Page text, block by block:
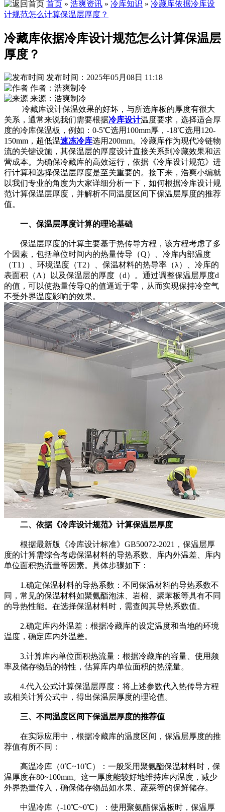
首页 » 浩爽资讯 » 冷库知识 » 冷藏库依据冷库设
计规范怎么计算保温层厚度？
冷藏库依据冷库设计规范怎么计算保温层
厚度？
发布时间：2025年05月08日 11:18
作者：浩爽制冷
来源：浩爽制冷
冷藏库设计保温效果的好坏，与所选库板的厚度有很大
关系，通常来说我们需要根据冷库设计温度要求，选择适合厚
度的冷库保温板，例如：0-5℃选用100mm厚，-18℃选用120-
150mm，超低温速冻冷库选用200mm。冷藏库作为现代冷链物
流的关键设施，其保温层的厚度设计直接关系到冷藏效果和运
营成本。为确保冷藏库的高效运行，依据《冷库设计规范》进
行计算和选择保温层厚度是至关重要的。接下来，浩爽小编就
以我们专业的角度为大家详细分析一下，如何根据冷库设计规
范计算保温层厚度，并解析不同温度区间下保温层厚度的推荐
值。
一、保温层厚度计算的理论基础
保温层厚度的计算主要基于热传导方程，该方程考虑了多
个因素，包括单位时间内的热量传导（Q）、冷库内部温度
（T1）、环境温度（T2）、保温材料的热导率（λ）、冷库的
表面积（A）以及保温层的厚度（d）。通过调整保温层厚度d
的值，可以使热量传导Q的值逼近于零，从而实现保持冷空气
不受外界温度影响的效果。
二、依据《冷库设计规范》计算保温层厚度
根据最新版《冷库设计标准》GB50072-2021，保温层厚
度的计算需综合考虑保温材料的导热系数、库内外温差、库内
单位面积热流量等因素。具体步骤如下：
1.确定保温材料的导热系数：不同保温材料的导热系数不
同，常见的保温材料如聚氨酯泡沫、岩棉、聚苯板等具有不同
的导热性能。在选择保温材料时，需查阅其导热系数值。
2.确定库内外温差：根据冷藏库的设定温度和当地的环境
温度，确定库内外温差。
3.计算库内单位面积热流量：根据冷藏库的容量、使用频
率及储存物品的特性，估算库内单位面积的热流量。
4.代入公式计算保温层厚度：将上述参数代入热传导方程
或相关计算公式中，得出保温层厚度的理论值。
三、不同温度区间下保温层厚度的推荐值
在实际应用中，根据冷藏库的温度区间，保温层厚度的推
荐值有所不同：
高温冷库（0℃~10℃）：一般采用聚氨酯保温材料时，保
温厚度在80~100mm。这一厚度能较好地维持库内温度，减少
外界热量传入，确保储存物品如水果、蔬菜等的保鲜储存。
中温冷库（-10℃~0℃）：使用聚氨酯保温板时，保温厚